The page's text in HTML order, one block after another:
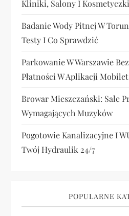
Kliniki, Salony I Kosmetyczki
Badanie Wody Pitnej W
Testy I Co Sprawdzić
Parkowanie W Warszawie
Płatności W Aplikacji Mobilet
Browar Mieszczański: Sale
Wymagających Muzyków
Pogotowie Kanalizacyjne I
Twój Hydraulik 24/7
POPULARNE